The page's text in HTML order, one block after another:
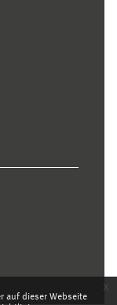
auf dieser Webseite
x